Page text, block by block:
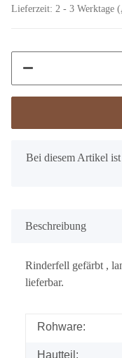
Lieferzeit: 2 - 3 Werktage
x
Bei diesem Artikel
Beschreibung
Rinderfell gefärbt ,
lieferbar.
Rohware:
Hautteil: